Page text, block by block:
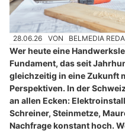
28.06.26 VON BELMEDIA
Wer heute eine
Fundament, das seit
gleichzeitig in eine Zukunft
Perspektiven. In der
an allen Ecken:
Schreiner, Steinmetze,
Nachfrage konstant hoch.